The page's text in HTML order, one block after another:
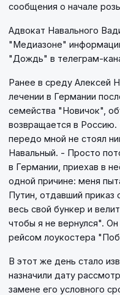
сообщения о начале
Адвокат Навального
"Медиазоне"
"Дождь" в телеграм-
Ранее в среду Алексей
лечении в Германии
семейства "Новичок",
возвращается в
передо мной не стоял
Навальный. - Просто
в Германии, приехав в
одной причине: меня
Путин, отдавший
весь свой бункер и
чтобы я не вернулся".
рейсом лоукостера
В этот же день стало
назначили дату
замене его условного